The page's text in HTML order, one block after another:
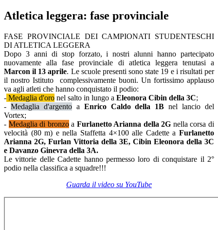
Atletica leggera: fase provinciale
FASE PROVINCIALE DEI CAMPIONATI STUDENTESCHI
DI ATLETICA LEGGERA
Dopo 3 anni di stop forzato, i nostri alunni hanno partecipato
nuovamente alla fase provinciale di atletica leggera tenutasi a
Marcon il 13 aprile. Le scuole presenti sono state 19 e i risultati per
il nostro Istituto complessivamente buoni. Un fortissimo applauso
va agli atleti che hanno conquistato il podio:
- Medaglia d'oro nel salto in lungo a Eleonora Cibin della 3C;
- Medaglia d'argentoa Enrico Caldo della 1B nel lancio del
Vortex;
- Medaglia di bronzoa Furlanetto Arianna della 2G nella corsa di
velocità (80 m) e nella Staffetta 4×100 alle Cadette a Furlanetto
Arianna 2G, Furlan Vittoria della 3E, Cibin Eleonora della 3C
e Davanzo Ginevra della 3A.
Le vittorie delle Cadette hanno permesso loro di conquistare il 2°
podio nella classifica a squadre!!!
Guarda il video su YouTube